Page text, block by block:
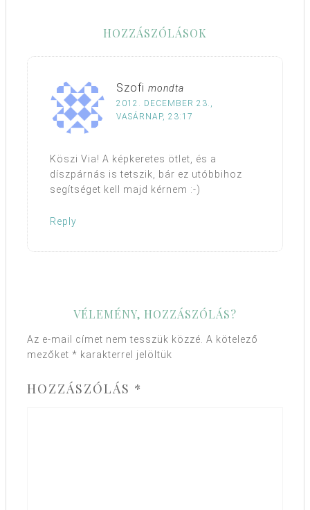
HOZZÁSZÓLÁSOK
Szofi mondta
2012. DECEMBER 23.,
VASÁRNAP, 23:17
Köszi Via! A képkeretes ötlet, és a
díszpárnás is tetszik, bár ez utóbbihoz
segítséget kell majd kérnem :-)
Reply
VÉLEMÉNY, HOZZÁSZÓLÁS?
Az e-mail címet nem tesszük közzé. A kötelező
mezőket * karakterrel jelöltük
HOZZÁSZÓLÁS *